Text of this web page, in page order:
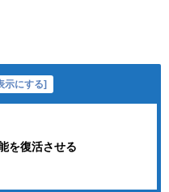
示にする]
を復活させる